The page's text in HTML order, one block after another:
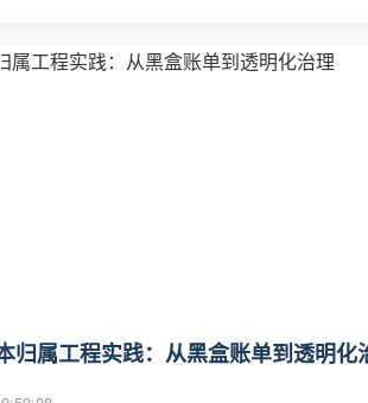
归属工程实践：从黑盒账单到透明化